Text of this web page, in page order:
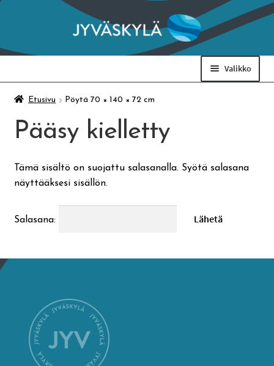
Siirry
navigointiin
Siirry
sisältöön
Valikko
Taidemuseo & Ratamo
Suomen käsityön museo
Skeittihalli
Taideapteekki
Kirjasto
Etusivu Pöytä 70 × 140 × 72 cm
Pääsy kielletty
Tämä sisältö on suojattu salasanalla. Syötä salasana
näyttääksesi sisällön.
Salasana: